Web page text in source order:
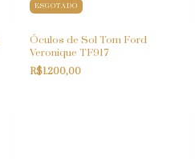
ESGOTADO
Óculos de Sol Tom Ford
Veronique TF917
R$1.200,00